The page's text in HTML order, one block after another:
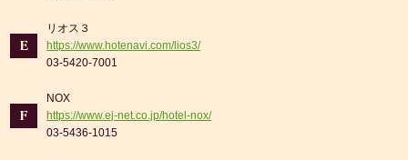
E
リオス３
https://www.hotenavi.com/lios3/
03-5420-7001
F
NOX
https://www.ej-net.co.jp/hotel-nox/
03-5436-1015